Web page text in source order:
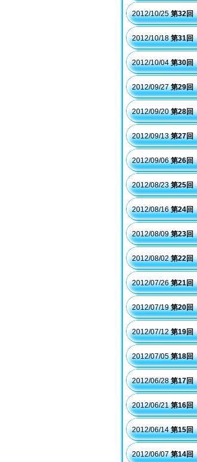
2012/10/25第32回
2012/10/18第31回
2012/10/04第30回
2012/09/27第29回
2012/09/20第28回
2012/09/13第27回
2012/09/06第26回
2012/08/23第25回
2012/08/16第24回
2012/08/09第23回
2012/08/02第22回
2012/07/26第21回
2012/07/19第20回
2012/07/12第19回
2012/07/05第18回
2012/06/28第17回
2012/06/21第16回
2012/06/14第15回
2012/06/07第14回